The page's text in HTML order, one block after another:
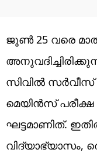
ജൂൺ 25 വരെ
സിവിൽ സർവീസ്
മെയിൻസ്
ഘട്ടമാണിത്.
വിദ്യാഭ്യാസം,